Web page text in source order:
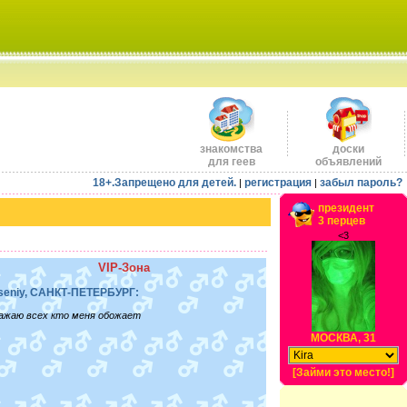
знакомства
для геев
доски
объявлений
18+.Запрещено для детей. | регистрация | забыл пароль?
VIP-Зона
САНКТ-ПЕТЕРБУРГ:
всех кто меня обожает
президент
3 перцев
<3
МОСКВА, 31
[Займи это место!]